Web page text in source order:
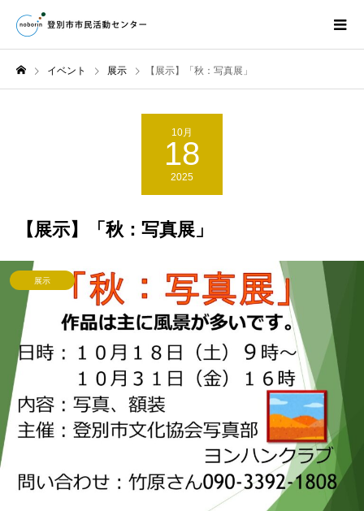
イベント 展示 【展示】「秋：写真展」
10月
18
2025
【展示】「秋：写真展」
展示